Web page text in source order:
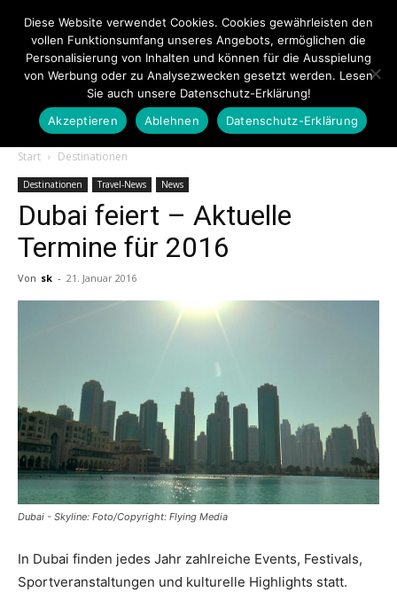
Touristiknews.de
|
Reiseempfehlungen.
Start Destinationen
Destinationen Travel-News News
Dubai feiert – Aktuelle
Termine für 2016
Von sk - 21. Januar 2016
Dubai - Skyline: Foto/Copyright: Flying Media
In Dubai finden jedes Jahr zahlreiche Events, Festivals,
Sportveranstaltungen und kulturelle Highlights statt.
Diese Website verwendet Cookies. Cookies gewährleisten den
vollen Funktionsumfang unseres Angebots, ermöglichen die
Personalisierung von Inhalten und können für die Ausspielung
von Werbung oder zu Analysezwecken gesetzt werden. Lesen
Sie auch unsere Datenschutz-Erklärung!
Akzeptieren
Ablehnen Datenschutz-Erklärung